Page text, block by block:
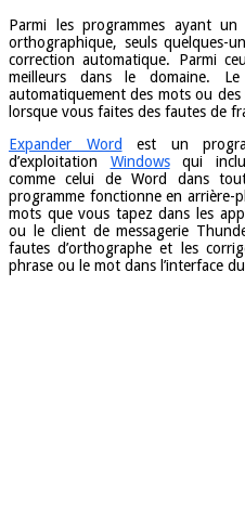
Parmi les programmes ayant
orthographique, seuls quelques-
correction automatique. Parmi
meilleurs dans le domaine.
automatiquement des mots ou
lorsque vous faites des fautes de
Expander Word est un
d’exploitation Windowsqui inclut
comme celui de Word dans
programme fonctionne en arrière-
mots que vous tapez dans les
ou le client de messagerie
fautes d’orthographe et les
phrase ou le mot dans l’interface